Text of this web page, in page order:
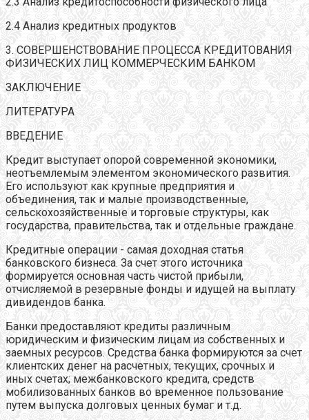
2.4 Анализ кредитных продуктов
3. СОВЕРШЕНСТВОВАНИЕ ПРОЦЕССА КРЕДИТОВАНИЯ
ФИЗИЧЕСКИХ ЛИЦ КОММЕРЧЕСКИМ БАНКОМ
ЗАКЛЮЧЕНИЕ
ЛИТЕРАТУРА
ВВЕДЕНИЕ
Кредит выступает опорой современной экономики,
неотъемлемым элементом экономического развития.
Его используют как крупные предприятия и
объединения, так и малые производственные,
сельскохозяйственные и торговые структуры, как
государства, правительства, так и отдельные граждане.
Кредитные операции - самая доходная статья
банковского бизнеса. За счет этого источника
формируется основная часть чистой прибыли,
отчисляемой в резервные фонды и идущей на выплату
дивидендов банка.
Банки предоставляют кредиты различным
юридическим и физическим лицам из собственных и
заемных ресурсов. Средства банка формируются за счет
клиентских денег на расчетных, текущих, срочных и
иных счетах; межбанковского кредита, средств
мобилизованных банков во временное пользование
путем выпуска долговых ценных бумаг и т.д.